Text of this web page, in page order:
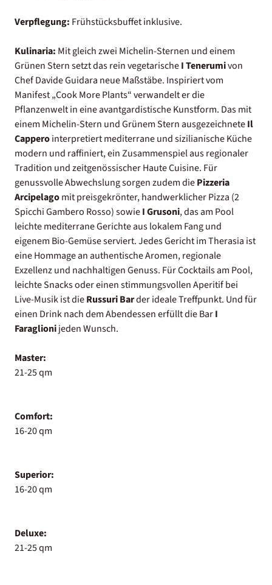
Verpflegung: Frühstücksbuffet inklusive.
Kulinaria: Mit gleich zwei Michelin-Sternen und einem
Grünen Stern setzt das rein vegetarischeI Tenerumivon
Chef Davide Guidara neue Maßstäbe. Inspiriert vom
Manifest „Cook More Plants“ verwandelt er die
Pflanzenwelt in eine avantgardistische Kunstform. Das mit
einem Michelin-Stern und Grünem Stern ausgezeichneteIl
Capperointerpretiert mediterrane und sizilianische Küche
modern und raffiniert, ein Zusammenspiel aus regionaler
Tradition und zeitgenössischer Haute Cuisine. Für
genussvolle Abwechslung sorgen zudem diePizzeria
Arcipelagomit preisgekrönter, handwerklicher Pizza (2
Spicchi Gambero Rosso) sowieI Grusoni, das am Pool
leichte mediterrane Gerichte aus lokalem Fang und
eigenem Bio-Gemüse serviert. Jedes Gericht im Therasia ist
eine Hommage an authentische Aromen, regionale
Exzellenz und nachhaltigen Genuss. Für Cocktails am Pool,
leichte Snacks oder einen stimmungsvollen Aperitif bei
Live-Musik ist dieRussuri Barder ideale Treffpunkt. Und für
einen Drink nach dem Abendessen erfüllt die BarI
Faraglionijeden Wunsch.
Master:
21-25 qm
Comfort:
16-20 qm
Superior:
16-20 qm
Deluxe:
21-25 qm